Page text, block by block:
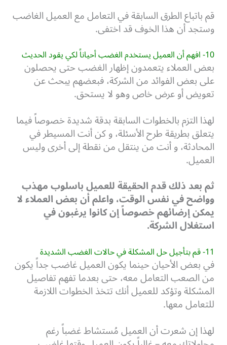
قم باتباع الطرق السابقة في التعامل مع العميل الغاضب
وستجد أن هذا الخوف قد اختفى.
10- افهم أن العميل يستخدم الغضب أحياناً لكي يقود الحديث
بعض العملاء يتعمدون إظهار الغضب حتى يحصلون
على بعض الفوائد من الشركة، فبعضهم يبحث عن
تعويض أو عرض خاص وهو لا يستحق.
لهذا التزم بالخطوات السابقة بدقة شديدة خصوصاً فيما
يتعلق بطريقة طرح الأسئلة، و كن أنت المسيطر في
المحادثة، و أنت من ينتقل من نقطة إلى أخرى وليس
العميل.
ثم بعد ذلك قدم الحقيقة للعميل باسلوب مهذب
وواضح في نفس الوقت، واعلم أن بعض العملاء لا
يمكن إرضائهم خصوصاً إن كانوا يرغبون في
استغلال الشركة.
11- قم بتأجيل حل المشكلة في حالات الغضب الشديدة
في بعض الأحيان حينما يكون العميل غاضب جداً يكون
من الصعب التعامل معه، حتى بعدما تفهم تفاصيل
المشكلة وتؤكد للعميل أنك تتخذ الخطوات اللازمة
للتعامل معها.
لهذا إن شعرت أن العميل مُستشاط غضباً رغم